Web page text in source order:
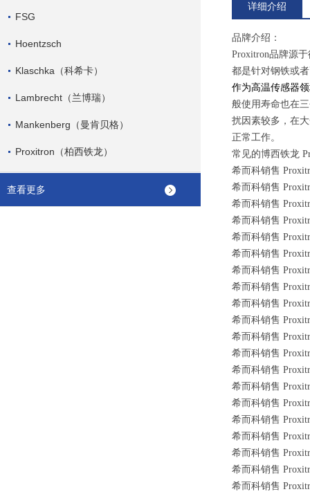
FSG
Hoentzsch
Klaschka（科希卡）
Lambrecht（兰博瑞）
Mankenberg（曼肯贝格）
Proxitron（柏西铁龙）
查看更多
详细介绍
品牌介绍：
Proxitron品牌源
都是针对钢铁或
作为高温传感器
般使用寿命也在
扰因素较多，在
正常工作。
常见的博西铁龙
希而科销售
希而科销售
希而科销售
希而科销售
希而科销售
希而科销售
希而科销售
希而科销售
希而科销售
希而科销售
希而科销售
希而科销售
希而科销售
希而科销售
希而科销售
希而科销售
希而科销售
希而科销售
希而科销售
希而科销售